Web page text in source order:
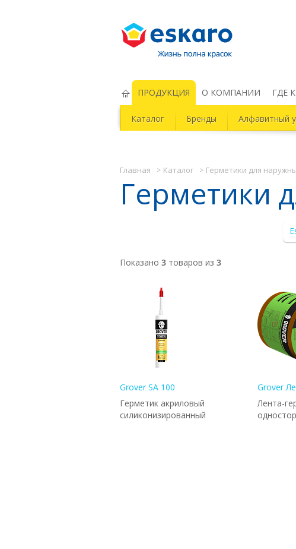
ПРОДУКЦИЯ О КОМПАНИИ ГДЕ
Каталог Бренды Алфавитный
Главная Каталог Герметики для
Герметики
Показано 3 товаров из 3
Grover SA 100
Герметик акриловый
силиконизированный
Grover
Лента-